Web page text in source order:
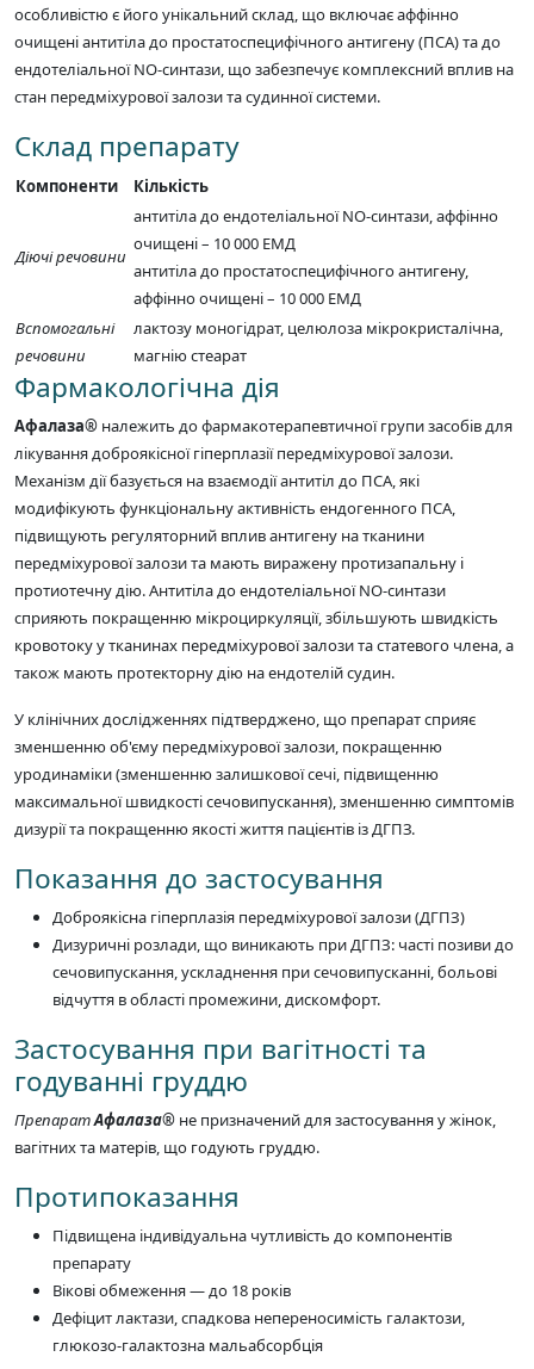
особливістю є його унікальний склад, що включає аффінно
очищені антитіла до простатоспецифічного антигену (ПСА) та до
ендотеліальної NO-синтази, що забезпечує комплексний вплив на
стан передміхурової залози та судинної системи.
Склад препарату
Компоненти Кількість
Діючі речовини
антитіла до ендотеліальної NO-синтази, аффінно
очищені – 10 000 ЕМД
антитіла до простатоспецифічного антигену,
аффінно очищені – 10 000 ЕМД
Вспомогальні
речовини
лактозу моногідрат, целюлоза мікрокристалічна,
магнію стеарат
Фармакологічна дія
Афалаза® належить до фармакотерапевтичної групи засобів для
лікування доброякісної гіперплазії передміхурової залози.
Механізм дії базується на взаємодії антитіл до ПСА, які
модифікують функціональну активність ендогенного ПСА,
підвищують регуляторний вплив антигену на тканини
передміхурової залози та мають виражену протизапальну і
протиотечну дію. Антитіла до ендотеліальної NO-синтази
сприяють покращенню мікроциркуляції, збільшують швидкість
кровотоку у тканинах передміхурової залози та статевого члена, а
також мають протекторну дію на ендотелій судин.
У клінічних дослідженнях підтверджено, що препарат сприяє
зменшенню об'єму передміхурової залози, покращенню
уродинаміки (зменшенню залишкової сечі, підвищенню
максимальної швидкості сечовипускання), зменшенню симптомів
дизурії та покращенню якості життя пацієнтів із ДГПЗ.
Показання до застосування
Доброякісна гіперплазія передміхурової залози (ДГПЗ)
Дизуричні розлади, що виникають при ДГПЗ: часті позиви до
сечовипускання, ускладнення при сечовипусканні, больові
відчуття в області промежини, дискомфорт.
Застосування при вагітності та
годуванні груддю
ПрепаратАфалаза® не призначений для застосування у жінок,
вагітних та матерів, що годують груддю.
Протипоказання
Підвищена індивідуальна чутливість до компонентів
препарату
Вікові обмеження — до 18 років
Дефіцит лактази, спадкова непереносимість галактози,
глюкозо-галактозна мальабсорбція